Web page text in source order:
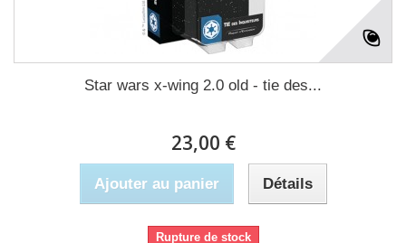
Star wars x-wing 2.0 old - tie des...
23,00 €
Ajouter au panier Détails
Rupture de stock